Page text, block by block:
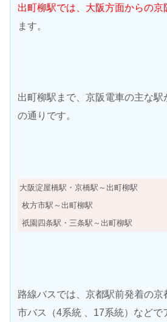
出町柳駅では、大阪方面からの京
ます。
出町柳駅まで、京阪電車の主な駅
の通りです。
大阪淀屋橋駅・京橋駅～出町柳駅
枚方市駅～出町柳駅
祇園四条駅・三条駅～出町柳駅
路線バスでは、京都駅前発着の京
市バス（4系統 、17系統）などで